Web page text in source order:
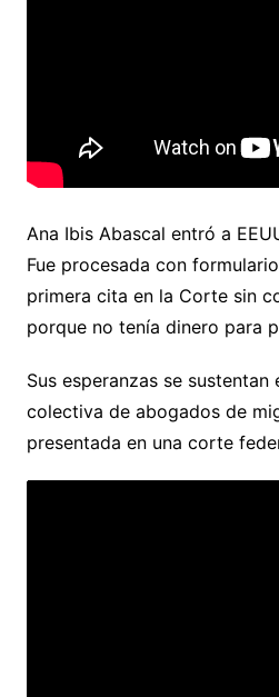
Ana Ibis Abascal entró a
Fue procesada con
primera cita en la Corte sin
porque no tenía dinero para
Sus esperanzas se sustentan
colectiva de abogados de
presentada en una corte